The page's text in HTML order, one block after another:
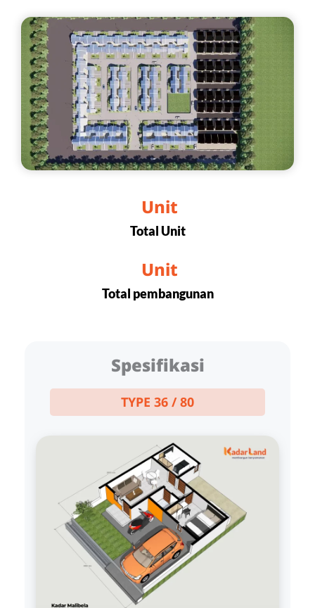
Total Unit
Unit
Total pembangunan
Unit
Spesifikasi
TYPE 36 / 80